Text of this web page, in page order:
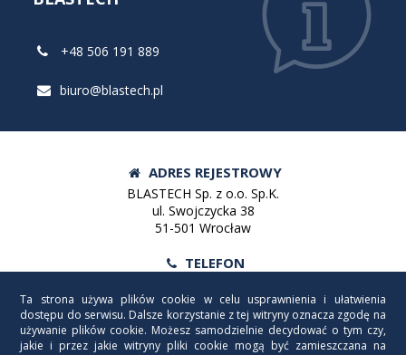
+48 506 191 889
biuro@blastech.pl
ADRES REJESTROWY
BLASTECH Sp. z o.o. Sp.K.
ul. Swojczycka 38
51-501 Wrocław
TELEFON
Fax:+48 71 372 93 02
EMAIL
Ta strona używa plików cookie w celu usprawnienia i ułatwienia
dostępu do serwisu. Dalsze korzystanie z tej witryny oznacza zgodę na
używanie plików cookie. Możesz samodzielnie decydować o tym czy,
jakie i przez jakie witryny pliki cookie mogą być zamieszczana na